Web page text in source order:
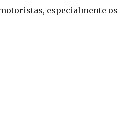
especialmente